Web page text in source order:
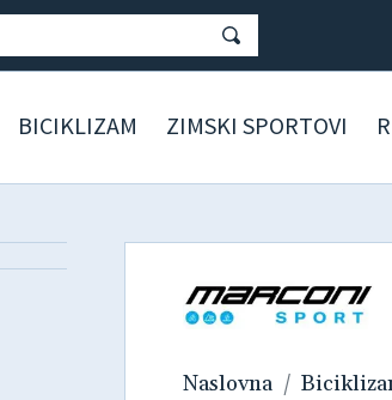
BICIKLIZAM ZIMSKI SPORTOVI
Naslovna